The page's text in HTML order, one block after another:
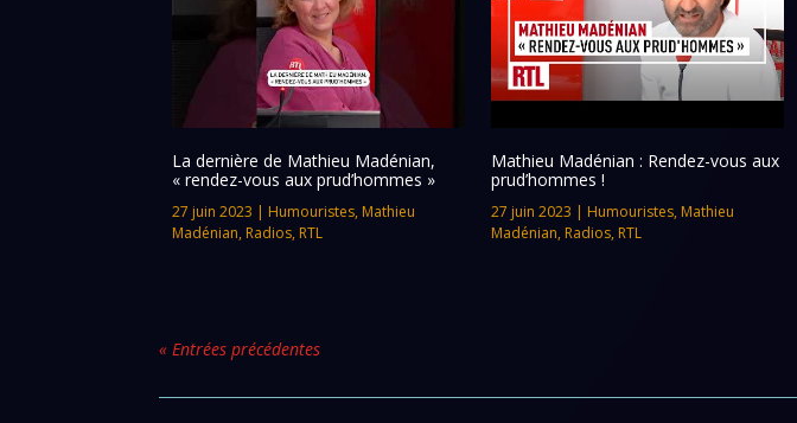
La dernière de Mathieu Madénian,
« rendez-vous aux prud’hommes »
27 juin 2023 | Humouristes, Mathieu
Madénian, Radios, RTL
Mathieu Madénian : Rendez-vous aux
prud’hommes !
27 juin 2023 | Humouristes, Mathieu
Madénian, Radios, RTL
« Entrées précédentes